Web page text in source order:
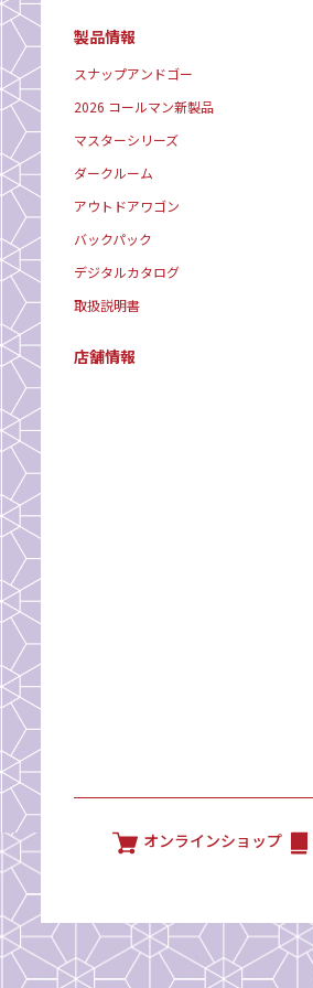
製品情報
スナップアンドゴー
2026 コールマン新製品
マスターシリーズ
ダークルーム
アウトドアワゴン
バックパック
デジタルカタログ
取扱説明書
店舗情報
オンラインショップ